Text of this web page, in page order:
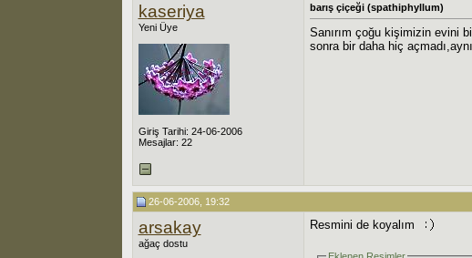
kaseriya
Yeni Üye
Giriş Tarihi: 24-06-2006
Mesajlar: 22
barış çiçeği (spathiphyllum)
Sanırım çoğu kişimizin evini
sonra bir daha hiç
26-06-2006, 19:32
arsakay
ağaç dostu
Resmini de koyalım